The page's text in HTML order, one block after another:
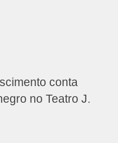
conta
no Teatro J.